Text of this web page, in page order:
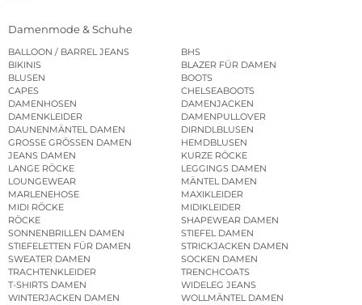
Damenmode & Schuhe
BALLOON / BARREL JEANS
BHS
BIKINIS
BLAZER FÜR DAMEN
BLUSEN
BOOTS
CAPES
CHELSEABOOTS
DAMENHOSEN
DAMENJACKEN
DAMENKLEIDER
DAMENPULLOVER
DAUNENMÄNTEL DAMEN
DIRNDLBLUSEN
GROSSE GRÖSSEN DAMEN
HEMDBLUSEN
JEANS DAMEN
KURZE RÖCKE
LANGE RÖCKE
LEGGINGS DAMEN
LOUNGEWEAR
MÄNTEL DAMEN
MARLENEHOSE
MAXIKLEIDER
MIDI RÖCKE
MIDIKLEIDER
RÖCKE
SHAPEWEAR DAMEN
SONNENBRILLEN DAMEN
STIEFEL DAMEN
STIEFELETTEN FÜR DAMEN
STRICKJACKEN DAMEN
SWEATER DAMEN
SOCKEN DAMEN
TRACHTENKLEIDER
TRENCHCOATS
T-SHIRTS DAMEN
WIDELEG JEANS
WINTERJACKEN DAMEN
WOLLMÄNTEL DAMEN